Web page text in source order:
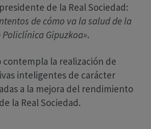
de la Real Sociedad:
de cómo va la salud de la
Policlínica Gipuzkoa».
contempla la realización de
inteligentes de carácter
a la mejora del rendimiento
la Real Sociedad.